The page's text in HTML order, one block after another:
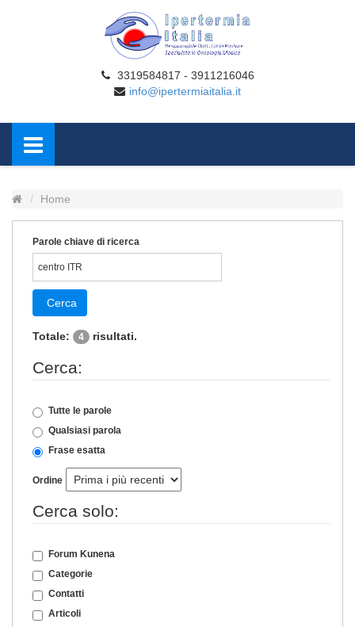
3319584817 - 3911216046
info@ipertermiaitalia.it
Home
Parole chiave di ricerca
Cerca
Totale: 4 risultati.
Cerca:
Tutte le parole
Qualsiasi parola
Frase esatta
Ordine
Cerca solo:
Forum Kunena
Categorie
Contatti
Articoli